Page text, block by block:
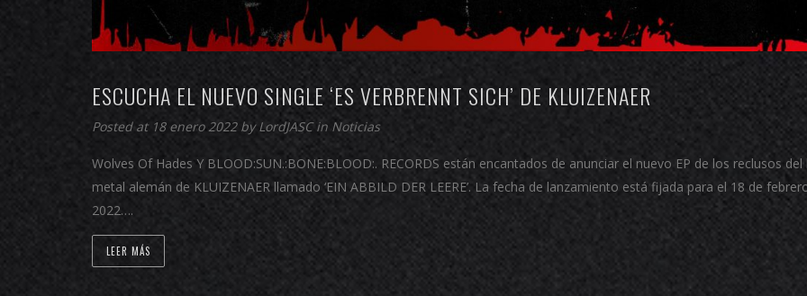
ESCUCHA EL NUEVO SINGLE ‘ES VERBRENNT SICH’ DE KLUIZENAER
Posted at 18 enero 2022 byLordJASCin Noticias
Wolves Of Hades Y BLOOD:SUN.:BONE:BLOOD:. RECORDS están encantados de anunciar el nuevo EP de los reclusos del
metal alemán de KLUIZENAER llamado ‘EIN ABBILD DER LEERE’. La fecha de lanzamiento está fijada para el 18 de
2022….
LEER MÁS